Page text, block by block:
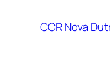
CCR Nova